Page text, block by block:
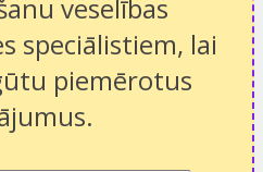
veselības
speciālistiem, lai
piemērotus